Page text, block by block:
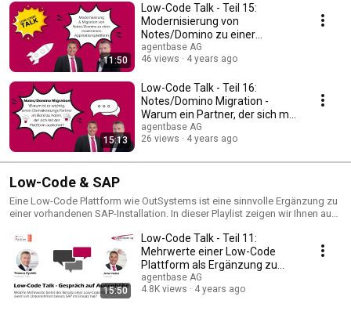
haben Sie? - Diese Fragestellung beantworten wir Ihnen in den Videos
dieser Playlist. Als erfahrener Full-Service Provider nutzen wir die moderne
und hocheffiziente Entwicklungsplattform OutSystems, um Ihre
anspruchsvollen Anforderungen sofort und mit geringem Aufwand in
zukunftssichere Applikationen umzusetzen. Bei der Migration von
Notes/Domino zu OutSystems bringen wir unsere Erfahrungen aus mehr
als 20 Jahren Notes/Domino Entwicklung und Consulting ein. Dabei bildet
unser umfangreiches Know-how einen fundierten Background für ein
individuelles Lösungsangebot. Wir holen Sie genau an dem Punkt ab, an
dem Sie aktuell stehen und begleiten Sie Schritt für Schritt auf Ihrem Weg
zur modernen Applikationsplattform OutSystems.
11:50
Low-Code Talk - Teil 15:
Modernisierung von
Notes/Domino zu einer
moderneren
Applikationsplattform
agentbase AG
46 views
4 years ago
15:13
Low-Code Talk - Teil 16:
Notes/Domino Migration -
Warum ein Partner, der sich mit
Domino auskennt?
agentbase AG
26 views
4 years ago
Low-Code & SAP
Eine Low-Code Plattform wie OutSystems ist eine sinnvolle Ergänzung zu
einer vorhandenen SAP-Installation. In dieser Playlist zeigen wir Ihnen auf,
Einsatz einer Low-Code Plattform profitieren.
15:50
Low-Code Talk - Teil 11:
Mehrwerte einer Low-Code
Plattform als Ergänzung zu
SAP im Unternehmen
agentbase AG
4.8K views
4 years ago